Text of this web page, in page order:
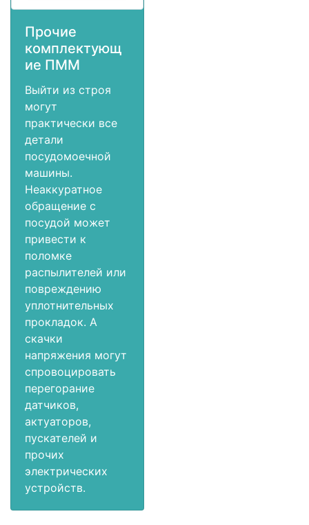
Прочие
комплектующ
ие ПММ
Выйти из строя
могут
практически все
детали
посудомоечной
машины.
Неаккуратное
обращение с
посудой может
привести к
поломке
распылителей или
повреждению
уплотнительных
прокладок. А
скачки
напряжения могут
спровоцировать
перегорание
датчиков,
актуаторов,
пускателей и
прочих
электрических
устройств.